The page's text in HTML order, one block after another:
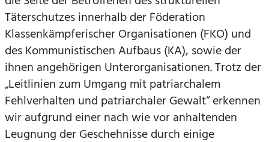
Täterschutzes innerhalb der Föderation
Klassenkämpferischer Organisationen (FKO) und
des Kommunistischen Aufbaus (KA), sowie der
ihnen angehörigen Unterorganisationen. Trotz der
„Leitlinien zum Umgang mit patriarchalem
Fehlverhalten und patriarchaler Gewalt“ erkennen
wir aufgrund einer nach wie vor anhaltenden
Leugnung der Geschehnisse durch einige